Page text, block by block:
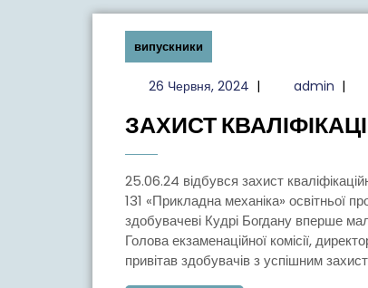
випускники
26 Червня, 202426
2024
| admin admin
|
ЗАХИСТ
25.06.24 відбувся захист кваліфікаційних робіт бакалавра здобувачів групи ЗВ-201 спеціальності
131 «Прикладна механіка» освітньої
здобувачеві Кудрі Богдану вперше
Голова екзаменаційної комісії,
привітав здобувачів з успішним